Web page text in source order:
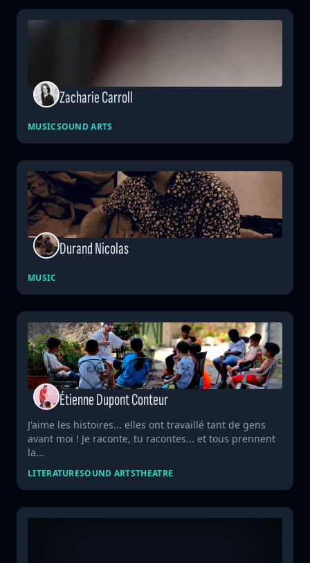
Zacharie Carroll
MUSICSOUND ARTS
Durand Nicolas
MUSIC
Étienne Dupont Conteur
J'aime les histoires... elles ont travaillé tant de gens
avant moi ! Je raconte, tu racontes... et tous prennent
la...
LITERATURESOUND ARTSTHEATRE